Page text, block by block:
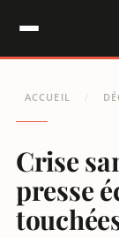
ACCUEIL /
Crise
presse
Panneau de